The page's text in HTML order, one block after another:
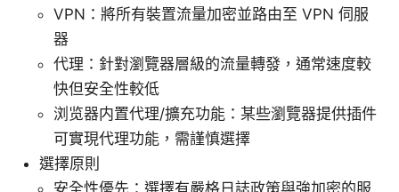
VPN：將所有裝置流量加密並路由至 VPN 伺服
器
代理：針對瀏覽器層級的流量轉發，通常速度較
快但安全性較低
浏览器内置代理/擴充功能：某些瀏覽器提供插件
可實現代理功能，需謹慎選擇
選擇原則